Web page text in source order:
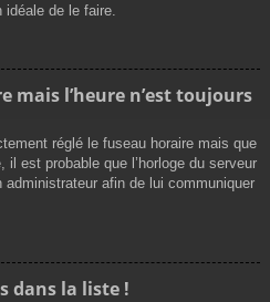
idéale de le faire.
mais l’heure n’est toujours
réglé le fuseau horaire mais que
il est probable que l’horloge du serveur
afin de lui communiquer
dans la liste !